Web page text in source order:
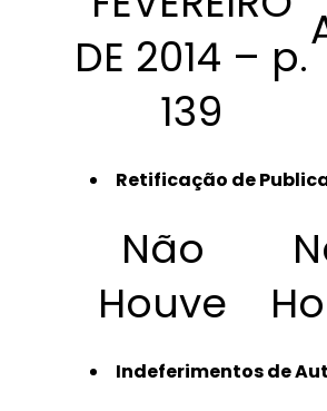
DE 2014 – p.
139
Retificação de
Não
Houve
Indeferimentos de